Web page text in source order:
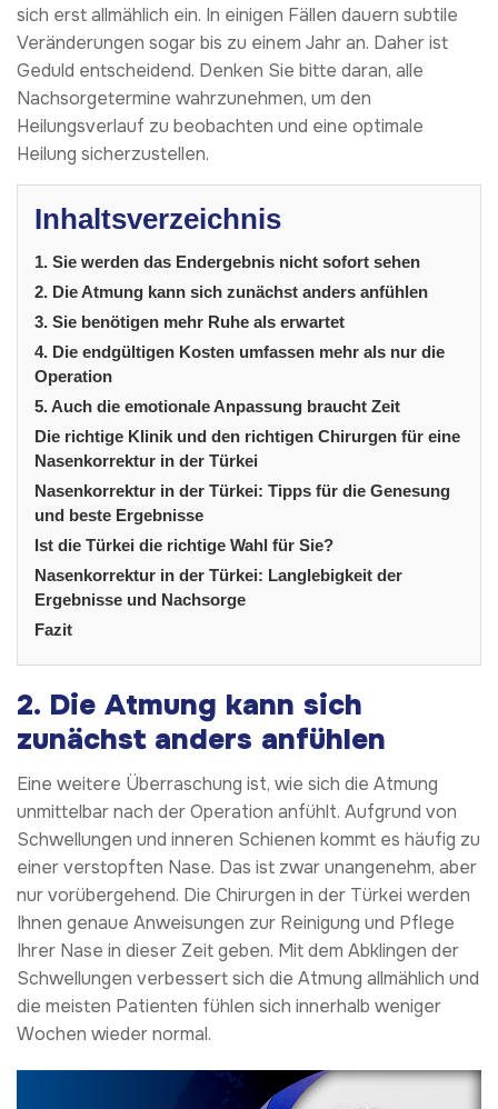
sich erst allmählich ein. In einigen Fällen dauern subtile
Veränderungen sogar bis zu einem Jahr an. Daher ist
Geduld entscheidend. Denken Sie bitte daran, alle
Nachsorgetermine wahrzunehmen, um den
Heilungsverlauf zu beobachten und eine optimale
Heilung sicherzustellen.
Inhaltsverzeichnis
1. Sie werden das Endergebnis nicht sofort sehen
2. Die Atmung kann sich zunächst anders anfühlen
3. Sie benötigen mehr Ruhe als erwartet
4. Die endgültigen Kosten umfassen mehr als nur die
Operation
5. Auch die emotionale Anpassung braucht Zeit
Die richtige Klinik und den richtigen Chirurgen für eine
Nasenkorrektur in der Türkei
Nasenkorrektur in der Türkei: Tipps für die Genesung
und beste Ergebnisse
Ist die Türkei die richtige Wahl für Sie?
Nasenkorrektur in der Türkei: Langlebigkeit der
Ergebnisse und Nachsorge
Fazit
2. Die Atmung kann sich
zunächst anders anfühlen
Eine weitere Überraschung ist, wie sich die Atmung
unmittelbar nach der Operation anfühlt. Aufgrund von
Schwellungen und inneren Schienen kommt es häufig zu
einer verstopften Nase. Das ist zwar unangenehm, aber
nur vorübergehend. Die Chirurgen in der Türkei werden
Ihnen genaue Anweisungen zur Reinigung und Pflege
Ihrer Nase in dieser Zeit geben. Mit dem Abklingen der
Schwellungen verbessert sich die Atmung allmählich und
die meisten Patienten fühlen sich innerhalb weniger
Wochen wieder normal.